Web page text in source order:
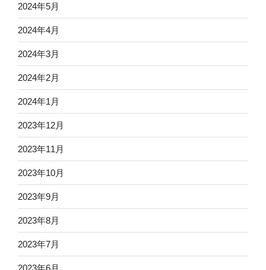
2024年5月
2024年4月
2024年3月
2024年2月
2024年1月
2023年12月
2023年11月
2023年10月
2023年9月
2023年8月
2023年7月
2023年6月